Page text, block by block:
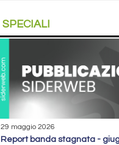
SPECIALI
29 maggio 2026
report banda stagnata -